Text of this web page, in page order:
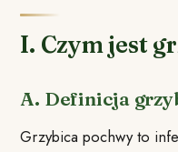
I. Czym jest
A. Definicja
Grzybica pochwy to